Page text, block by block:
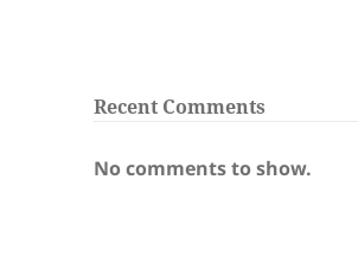
Recent Comments
No comments to show.